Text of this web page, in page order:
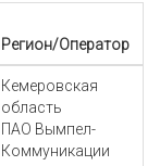
Регион/Оператор
Кемеровская
область
ПАО Вымпел-
Коммуникации